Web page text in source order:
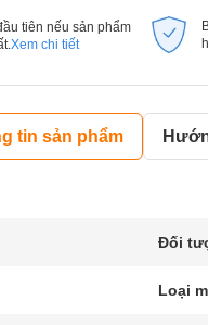
tiên nếu sản phẩm
Xem chi tiết
tin sản phẩm
Đối
Loại